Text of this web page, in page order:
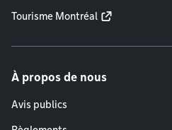
Tourisme Montréal
À propos de nous
Avis publics